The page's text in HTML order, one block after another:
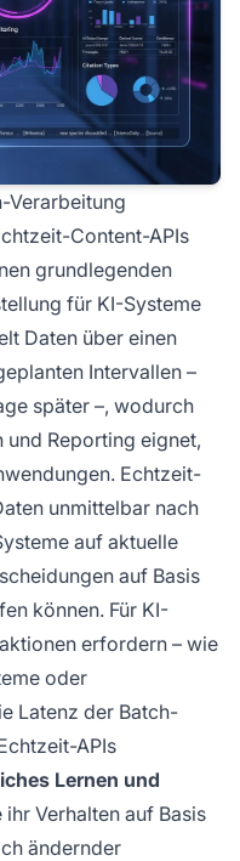
Verarbeitung
Content-APIs
grundlegenden
für KI-Systeme
Daten über einen
Intervallen –
später –, wodurch
Reporting eignet,
Echtzeit-
unmittelbar nach
auf aktuelle
auf Basis
können. Für KI-
erfordern – wie
oder
Latenz der Batch-
APIs
Lernen und
Verhalten auf Basis
ändernder